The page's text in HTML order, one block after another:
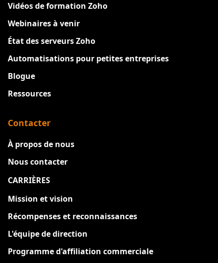
Vidéos de formation Zoho
Webinaires à venir
État des serveurs Zoho
Automatisations pour petites entreprises
Blogue
Ressources
Contacter
À propos de nous
Nous contacter
CARRIÈRES
Mission et vision
Récompenses et reconnaissances
L'équipe de direction
Programme d'affiliation commerciale